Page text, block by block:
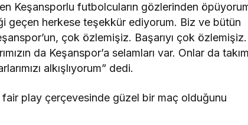
Keşansporlu futbolcuların gözlerinden
geçen herkese teşekkür ediyorum. Biz ve bütün
çok özlemişiz. Başarıyı çok özlemişiz.
da Keşanspor’a selamları var. Onlar da
alkışlıyorum” dedi.
play çerçevesinde güzel bir maç olduğunu